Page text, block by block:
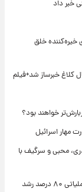
خبر داد
خلق
کلاغ خبرساز شد+فیلم
خواهند بود؟
مهار اسرائیل
محبی و سرگیف با
تغییر مثبت در عملکرد مالی بانک صادرات ایران/ درآمد عملیاتی ۸۰ درصد رشد